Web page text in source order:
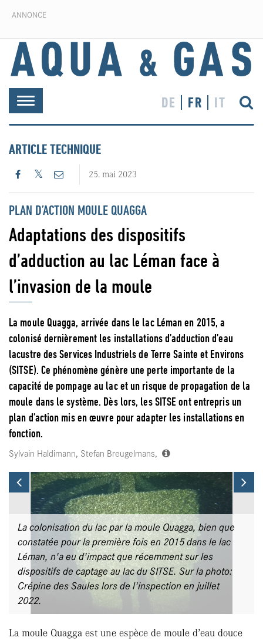
ANNONCE
Toggle
navigation
DE FR IT
ARTICLE TECHNIQUE
25. mai 2023
PLAN D’ACTION MOULE QUAGGA
Adaptations des dispositifs
d’adduction au lac Léman face à
l’invasion de la moule
La moule Quagga, arrivée dans le lac Léman en 2015, a
colonisé dernièrement les installations d’adduction d’eau
lacustre des Services Industriels de Terre Sainte et Environs
(SITSE). Ce phénomène génère une perte importante de la
capacité de pompage au lac et un risque de propagation de la
moule dans le système. Dès lors, les SITSE ont entrepris un
plan d’action mis en œuvre pour adapter les installations en
fonction.
Sylvain Haldimann, Stefan Breugelmans,
La colonisation du lac par la moule Quagga, bien que
constatée pour la première fois en 2015 dans le lac
Léman, n'a eu d'impact que récemment sur les
dispositifs de captage au lac du SITSE. Sur la photo:
Crépine des Saules lors de l'inspection en juillet
2022.
Previous
La moule Quagga est une espèce de moule d’eau douce